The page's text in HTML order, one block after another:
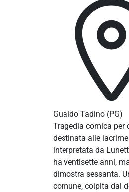
Gualdo Tadino (PG)
Tragedia comica per
destinata alle
interpretata da
ha ventisette anni,
dimostra sessanta.
comune, colpita dal